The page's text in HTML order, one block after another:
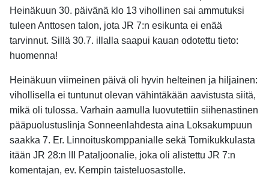
Heinäkuun 30. päivänä klo 13 vihollinen sai ammutuksi
tuleen Anttosen talon, jota JR 7:n esikunta ei enää
tarvinnut. Sillä 30.7. illalla saapui kauan odotettu tieto:
huomenna!
Heinäkuun viimeinen päivä oli hyvin helteinen ja hiljainen:
vihollisella ei tuntunut olevan vähintäkään aavistusta siitä,
mikä oli tulossa. Varhain aamulla luovutettiin siihenastinen
pääpuolustuslinja Sonneenlahdesta aina Loksakumpuun
saakka 7. Er. Linnoituskomppanialle sekä Tornikukkulasta
itään JR 28:n III Pataljoonalie, joka oli alistettu JR 7:n
komentajan, ev. Kempin taisteluosastolle.